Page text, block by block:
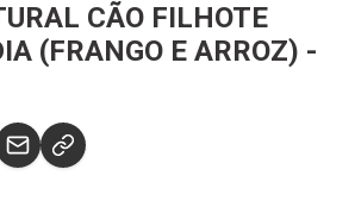
CÃO FILHOTE
(FRANGO E ARROZ) -